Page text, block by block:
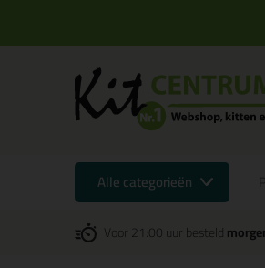
Alle categorieën
Voor 21:00 uur besteld